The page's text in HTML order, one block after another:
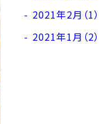
2021年2月（1）
2021年1月（2）